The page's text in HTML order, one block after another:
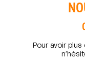
Pour avoir